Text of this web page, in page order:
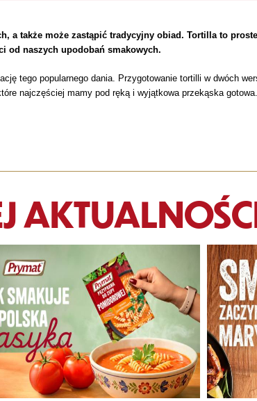
a także może zastąpić tradycyjny obiad. Tortilla to
od naszych upodobań smakowych.
tego popularnego dania. Przygotowanie tortilli w dwóch
najczęściej mamy pod ręką i wyjątkowa przekąska